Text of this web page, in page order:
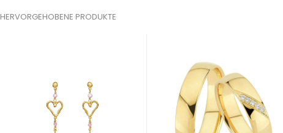
HERVORGEHOBENE PRODUKTE